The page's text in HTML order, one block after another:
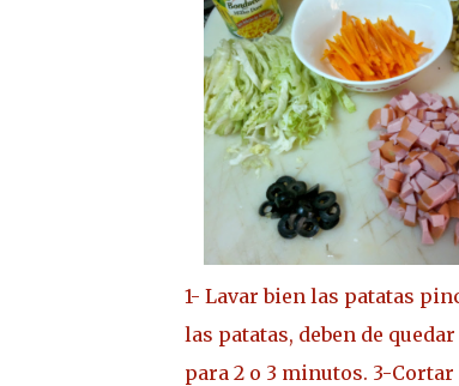
1- Lavar bien las patatas
las patatas, deben de
para 2 o 3 minutos. 3-